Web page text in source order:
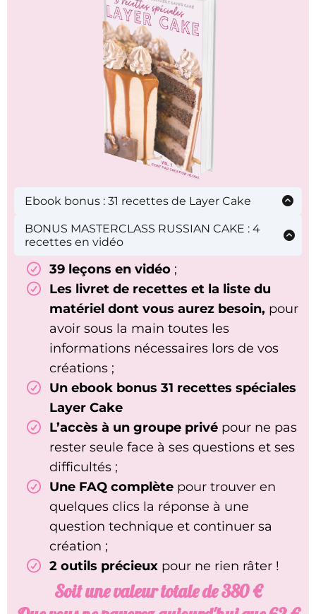
lissage parfait, coulure, fault line effet marbré
Ebook bonus : 31 recettes de Layer Cake
LE LAYER CAKE SNICKERS
1 - Le Molly Cake 2 - La ganache goût Snickers 3
- La sauce caramel 4 - La crème au beurre
BONUS MASTERCLASS RUSSIAN CAKE : 4
recettes en vidéo
Matcha-menthe-framboise (génoise matcha,
ganache menthe, cheesecake au four
framboise, confit de framboise)
Lime-mûres (génoise citron vert, cheesecake
mûre, crème citron vert, confit de mûre)
Caramel salé-chocolat-fruits rouges
chocolat, chantilly caramel salé, mousse aux
fruits rouges, confit de fruits rouges)
Myrtille-lavande(génoise aux amandes,
39 leçons en vidéo ;
Les livret de recettes et la liste du
matériel dont vous aurez besoin, pour
avoir sous la main toutes les
informations nécessaires lors de vos
créations ;
Un ebook bonus 31 recettes spéciales
Layer Cake
L’accès à un groupe privé pour ne pas
rester seule face à ses questions et ses
difficultés ;
Une FAQ complète pour trouver en
quelques clics la réponse à une
question technique et continuer sa
création ;
2 outils précieux pour ne rien râter !
Soit une valeur totale de 380 €